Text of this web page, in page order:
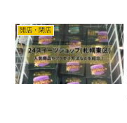
開店・閉店